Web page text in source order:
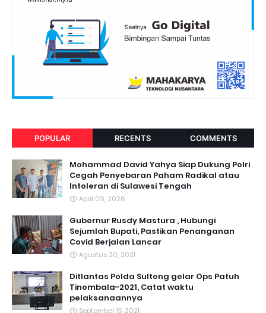
POPULAR RECENTS COMMENTS
Mohammad David Yahya Siap Dukung Polri
Cegah Penyebaran Paham Radikal atau
Intoleran di Sulawesi Tengah
April 09, 2026
Gubernur Rusdy Mastura , Hubungi
Sejumlah Bupati, Pastikan Penanganan
Covid Berjalan Lancar
Agustus 20, 2021
Ditlantas Polda Sulteng gelar Ops Patuh
Tinombala-2021, Catat waktu
pelaksanaannya
September 15, 2021